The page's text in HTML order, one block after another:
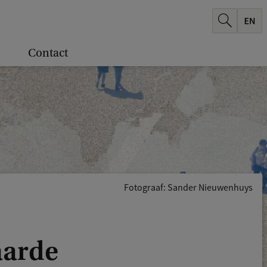
Contact
Fotograaf: Sander Nieuwenhuys